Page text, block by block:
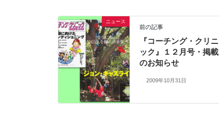
ニュース
前の記事
『コーチング・クリニ
ック』１２月号・掲載
のお知らせ
2009年10月31日